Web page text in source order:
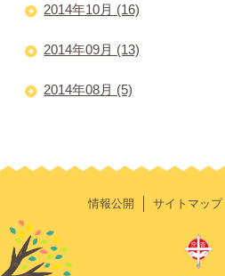
2014年10月 (16)
2014年09月 (13)
2014年08月 (5)
情報公開 サイトマップ